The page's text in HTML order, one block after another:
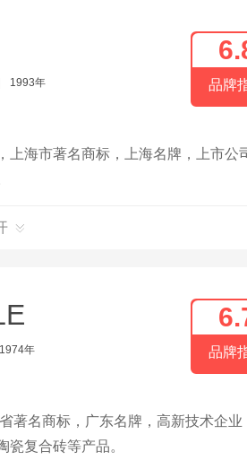
1993年 品牌
上海市著名商标，上海名牌，上市公
1974年 品牌
著名商标，广东名牌，高新技术企业
复合砖等产品。